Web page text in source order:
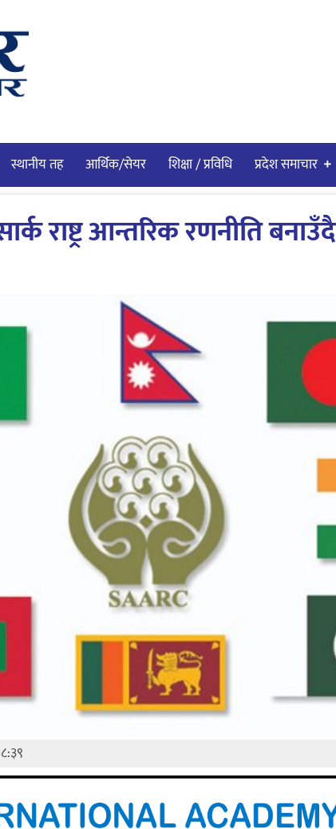
स्थानीय तह आर्थिक/सेयर शिक्षा / प्रविधि प्रदेश समाचार
राष्ट्र आन्तरिक रणनीति बनाउँदै